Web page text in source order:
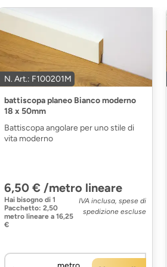
N. Art.: F100201M
battiscopa planeo Bianco moderno
18 x 50mm
Battiscopa angolare per uno stile di
vita moderno
6,50 € /metro lineare
Hai bisogno di 1
Pacchetto: 2,50
metro lineare a 16,25
€
IVA inclusa, spese di
spedizione escluse